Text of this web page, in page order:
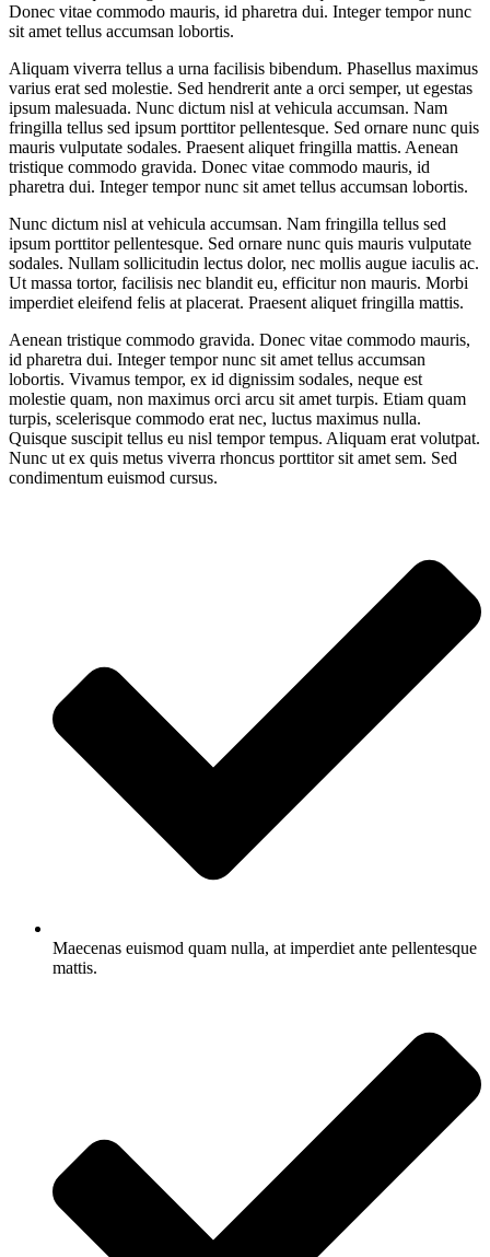
Donec vitae commodo mauris, id pharetra dui. Integer tempor nunc
sit amet tellus accumsan lobortis.
Aliquam viverra tellus a urna facilisis bibendum. Phasellus maximus
varius erat sed molestie. Sed hendrerit ante a orci semper, ut egestas
ipsum malesuada. Nunc dictum nisl at vehicula accumsan. Nam
fringilla tellus sed ipsum porttitor pellentesque. Sed ornare nunc quis
mauris vulputate sodales. Praesent aliquet fringilla mattis. Aenean
tristique commodo gravida. Donec vitae commodo mauris, id
pharetra dui. Integer tempor nunc sit amet tellus accumsan lobortis.
Nunc dictum nisl at vehicula accumsan. Nam fringilla tellus sed
ipsum porttitor pellentesque. Sed ornare nunc quis mauris vulputate
sodales. Nullam sollicitudin lectus dolor, nec mollis augue iaculis ac.
Ut massa tortor, facilisis nec blandit eu, efficitur non mauris. Morbi
imperdiet eleifend felis at placerat. Praesent aliquet fringilla mattis.
Aenean tristique commodo gravida. Donec vitae commodo mauris,
id pharetra dui. Integer tempor nunc sit amet tellus accumsan
lobortis. Vivamus tempor, ex id dignissim sodales, neque est
molestie quam, non maximus orci arcu sit amet turpis. Etiam quam
turpis, scelerisque commodo erat nec, luctus maximus nulla.
Quisque suscipit tellus eu nisl tempor tempus. Aliquam erat volutpat.
Nunc ut ex quis metus viverra rhoncus porttitor sit amet sem. Sed
condimentum euismod cursus.
Maecenas euismod quam nulla, at imperdiet ante pellentesque
mattis.